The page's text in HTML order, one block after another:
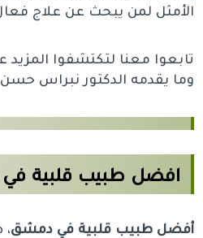
الأمثل لمن يبحث عن علاج
تابعوا معنا لتكتشفوا
وما يقدمه الدكتور نبراس
افضل طبيب قلبية
أفضل طبيب قلبية في دمشق،